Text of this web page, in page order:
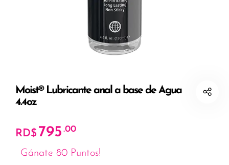
Moist® Lubricante anal a base de Agua
4.4oz
RD$ 795 .00
Gánate 80 Puntos!